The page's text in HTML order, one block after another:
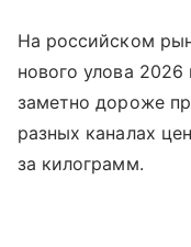
На российском
нового улова
заметно дороже
разных каналах
за килограмм.